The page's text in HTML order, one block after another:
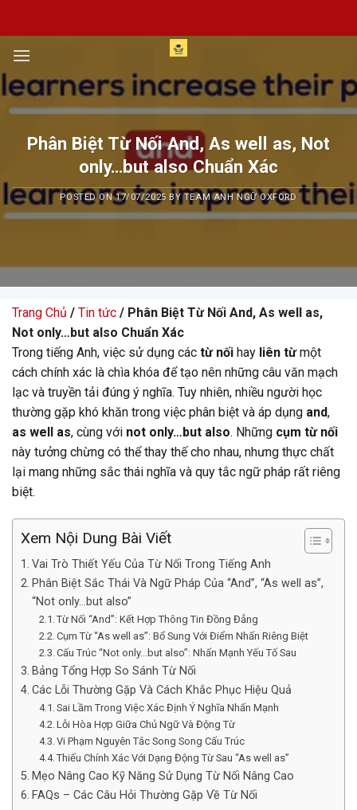
content
Phân Biệt Từ Nối And, As well as, Not
only…but also Chuẩn Xác
POSTED ON17/07/2025 BYTEAM ANH NGỮ OXFORD
Trang Chủ / Tin tức / Phân Biệt Từ Nối And, As well as,
Not only…but also Chuẩn Xác
Trong tiếng Anh, việc sử dụng các từ nối hay liên từmột
cách chính xác là chìa khóa để tạo nên những câu văn mạch
lạc và truyền tải đúng ý nghĩa. Tuy nhiên, nhiều người học
thường gặp khó khăn trong việc phân biệt và áp dụng and,
as well as, cùng với not only…but also. Những cụm từ nối
này tưởng chừng có thể thay thế cho nhau, nhưng thực chất
lại mang những sắc thái nghĩa và quy tắc ngữ pháp rất riêng
biệt.
Xem Nội Dung Bài Viết
Vai Trò Thiết Yếu Của Từ Nối Trong Tiếng Anh
Phân Biệt Sắc Thái Và Ngữ Pháp Của “And”, “As well as”,
“Not only…but also”
Từ Nối “And”: Kết Hợp Thông Tin Đồng Đẳng
Cụm Từ “As well as”: Bổ Sung Với Điểm Nhấn Riêng Biệt
Cấu Trúc “Not only…but also”: Nhấn Mạnh Yếu Tố Sau
Bảng Tổng Hợp So Sánh Từ Nối
Các Lỗi Thường Gặp Và Cách Khắc Phục Hiệu Quả
Sai Lầm Trong Việc Xác Định Ý Nghĩa Nhấn Mạnh
Lỗi Hòa Hợp Giữa Chủ Ngữ Và Động Từ
Vi Phạm Nguyên Tắc Song Song Cấu Trúc
Thiếu Chính Xác Với Dạng Động Từ Sau “As well as”
Mẹo Nâng Cao Kỹ Năng Sử Dụng Từ Nối Nâng Cao
FAQs – Các Câu Hỏi Thường Gặp Về Từ Nối